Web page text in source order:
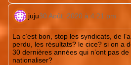
juju30 Août. 2020 à 4:21 pm
La c’est bon, stop les syndicats, de
perdu, les résultats? le cice? si on a
30 dernières années qui n’ont pas
nationaliser?